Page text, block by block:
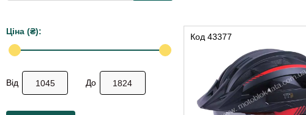
Цiна (₴):
Від До
Код 43377